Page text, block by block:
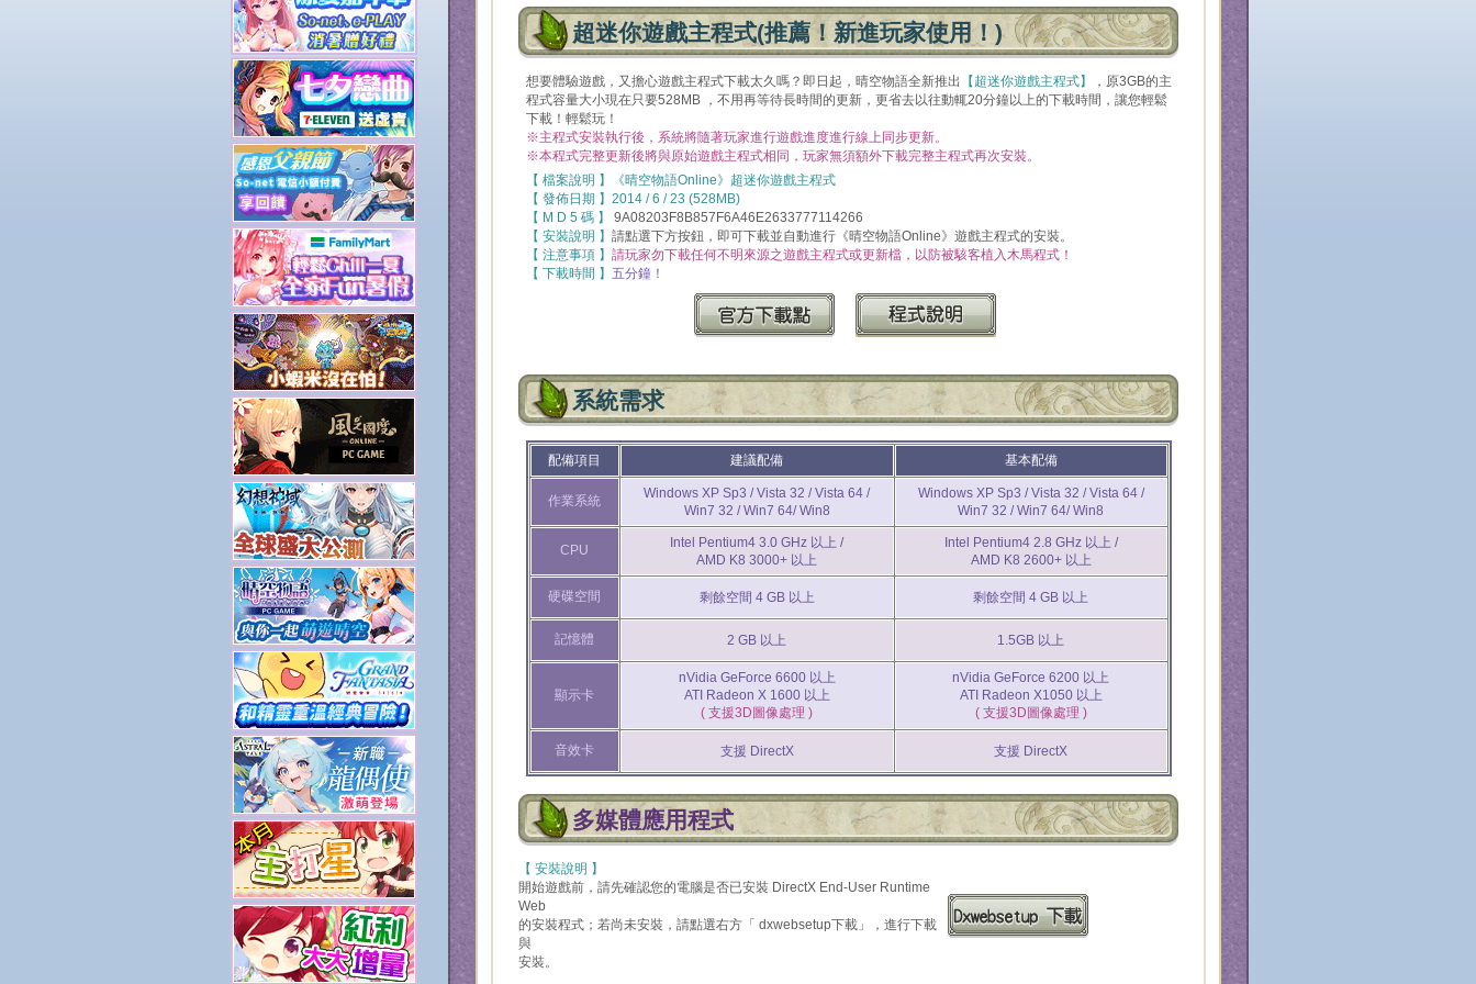
超迷你遊戲主程式(推薦！新進玩家使用！)
想要體驗遊戲，又擔心遊戲主程式下載太久嗎？即日起 ，晴空物語全新推出 【超迷你遊戲主程式】
，原3GB的主
程式容量大小現在只要528MB ，不用再等待長時間的更新，更省去以往動輒20分鐘以上的下載時間，讓您輕鬆
下載！輕鬆玩！
※主程式安裝執行後，系統將隨著玩家進行遊戲進度進行線上同步更新。
※本程式完整更新後將與原始遊戲主程式相同，玩家無須額外下載完整主程式再次安裝。
【 檔案說明 】《晴空物語Online》超迷你遊戲主程式
【 發佈日期 】2014 / 6 / 23 (528MB)
【 M D 5 碼 】 9A08203F8B857F6A46E2633777114266
【 安裝說明 】 請點選下方按鈕，即可下載並自動進行《晴空物語Online》遊戲主程式的安裝。
【 注意事項 】 請玩家勿下載任何不明來源之遊戲主程式或更新檔，以防被駭客植入木馬程式！
【 下載時間 】 五分鐘！
系統需求
配備項目 建議配備 基本配備
作業系統
Windows XP Sp3 / Vista 32 / Vista 64 /
Win7 32 / Win7 64/ Win8
Windows XP Sp3 / Vista 32 / Vista 64 /
Win7 32 / Win7 64/ Win8
CPU
Intel Pentium4 3.0 GHz 以上 /
AMD K8 3000+ 以上
Intel Pentium4 2.8 GHz 以上 /
AMD K8 2600+ 以上
硬碟空間 剩餘空間 4 GB 以上 剩餘空間 4 GB 以上
記憶體 2 GB 以上 1.5GB 以上
顯示卡
nVidia GeForce 6600 以上
ATI Radeon X 1600 以上
( 支援3D圖像處理 )
nVidia GeForce 6200 以上
ATI Radeon X1050 以上
( 支援3D圖像處理 )
音效卡 支援 DirectX 支援 DirectX
多媒體應用程式
【 安裝說明 】
開始遊戲前，請先確認您的電腦是否已安裝 DirectX End-User Runtime
Web
的安裝程式；若尚未安裝，請點選右方「 dxwebsetup下載」，進行下載
與
安裝。